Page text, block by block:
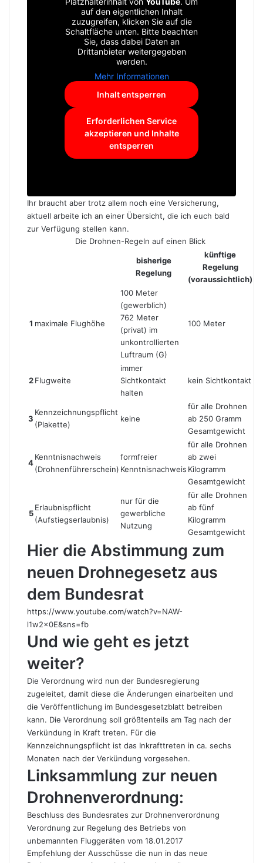
auf den eigentlichen Inhalt
zuzugreifen, klicken Sie auf die
Schaltfläche unten. Bitte beachten
Sie, dass dabei Daten an
Drittanbieter weitergegeben
werden.
Mehr Informationen
Inhalt entsperren
Erforderlichen Service
akzeptieren und Inhalte
entsperren
Ihr braucht aber trotz allem noch eine Versicherung,
aktuell arbeite ich an einer Übersicht, die ich euch bald
zur Verfügung stellen kann.
Die Drohnen-Regeln auf einen Blick
bisherige
Regelung
künftige
Regelung
(voraussichtlich)
1 maximale Flughöhe
100 Meter
(gewerblich)
762 Meter
(privat) im
unkontrollierten
Luftraum (G)
100 Meter
2 Flugweite
immer
Sichtkontakt
halten
kein Sichtkontakt
3
Kennzeichnungspflicht
(Plakette)
keine
für alle Drohnen
ab 250 Gramm
Gesamtgewicht
4
Kenntnisnachweis
(Drohnenführerschein)
formfreier
Kenntnisnachweis
für alle Drohnen
ab zwei
Kilogramm
Gesamtgewicht
5
Erlaubnispflicht
(Aufstiegserlaubnis)
nur für die
gewerbliche
Nutzung
für alle Drohnen
ab fünf
Kilogramm
Gesamtgewicht
Hier die Abstimmung zum
neuen Drohnegesetz aus
dem Bundesrat
https://www.youtube.com/watch?v=NAW-
l1w2x0E&sns=fb
Und wie geht es jetzt
weiter?
Die Verordnung wird nun der Bundesregierung
zugeleitet, damit diese die Änderungen einarbeiten und
die Veröffentlichung im Bundesgesetzblatt betreiben
kann. Die Verordnung soll größtenteils am Tag nach der
Verkündung in Kraft treten. Für die
Kennzeichnungspflicht ist das Inkrafttreten in ca. sechs
Monaten nach der Verkündung vorgesehen.
Linksammlung zur neuen
Drohnenverordnung:
Beschluss des Bundesrates zur Drohnenverordnung
Verordnung zur Regelung des Betriebs von
unbemannten Fluggeräten vom 18.01.2017
Empfehlung der Ausschüsse die nun in das neue